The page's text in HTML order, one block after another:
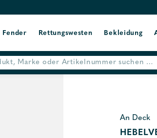
Fender Rettungswesten Bekleidung
An Deck